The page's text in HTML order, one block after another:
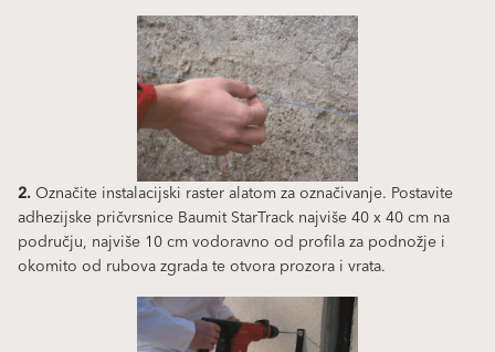
2.Označite instalacijski raster alatom za označivanje. Postavite
adhezijske pričvrsnice Baumit StarTrack najviše 40 x 40 cm na
području, najviše 10 cm vodoravno od profila za podnožje i
okomito od rubova zgrada te otvora prozora i vrata.